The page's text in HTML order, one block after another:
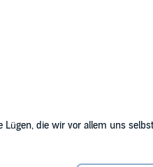
GmbH, München
die wir vor allem uns